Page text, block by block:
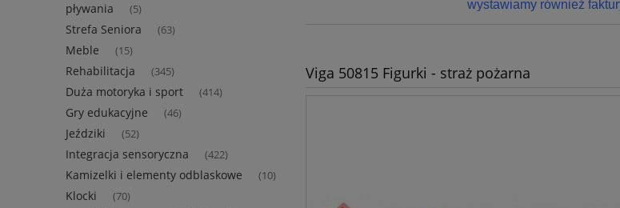
pływania
(5)
Strefa Seniora (63)
Meble (15)
Rehabilitacja (345)
Duża motoryka i sport (414)
Gry edukacyjne (46)
Jeździki (52)
Integracja sensoryczna (422)
Kamizelki i elementy odblaskowe (10)
Klocki (70)
wystawiamy również
Viga 50815 Figurki - straż pożarna